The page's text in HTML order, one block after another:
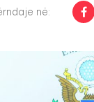
në: